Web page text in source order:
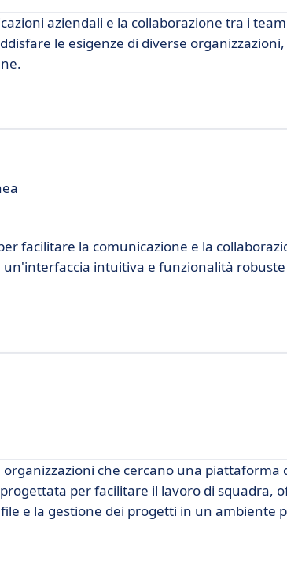
aziendali e la collaborazione tra i
le esigenze di diverse
facilitare la comunicazione e la
intuitiva e funzionalità
che cercano una piattaforma
per facilitare il lavoro di squadra,
e la gestione dei progetti in un ambiente